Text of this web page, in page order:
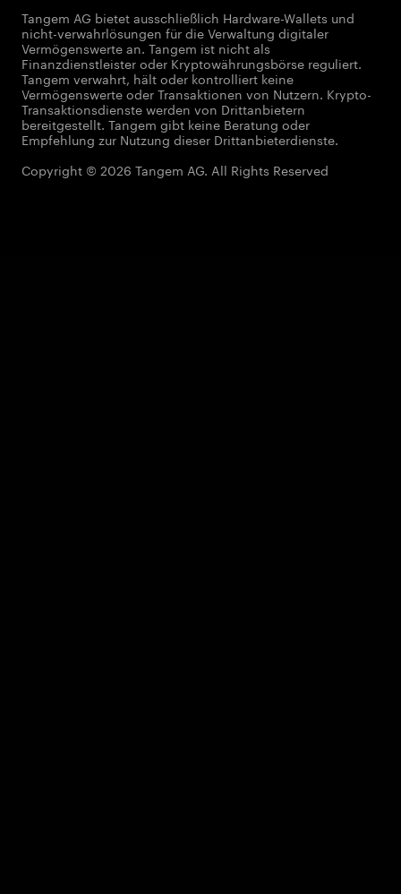
Tangem AG bietet ausschließlich Hardware-Wallets und
nicht-verwahrlösungen für die Verwaltung digitaler
Vermögenswerte an. Tangem ist nicht als
Finanzdienstleister oder Kryptowährungsbörse reguliert.
Tangem verwahrt, hält oder kontrolliert keine
Vermögenswerte oder Transaktionen von Nutzern. Krypto-
Transaktionsdienste werden von Drittanbietern
bereitgestellt. Tangem gibt keine Beratung oder
Empfehlung zur Nutzung dieser Drittanbieterdienste.